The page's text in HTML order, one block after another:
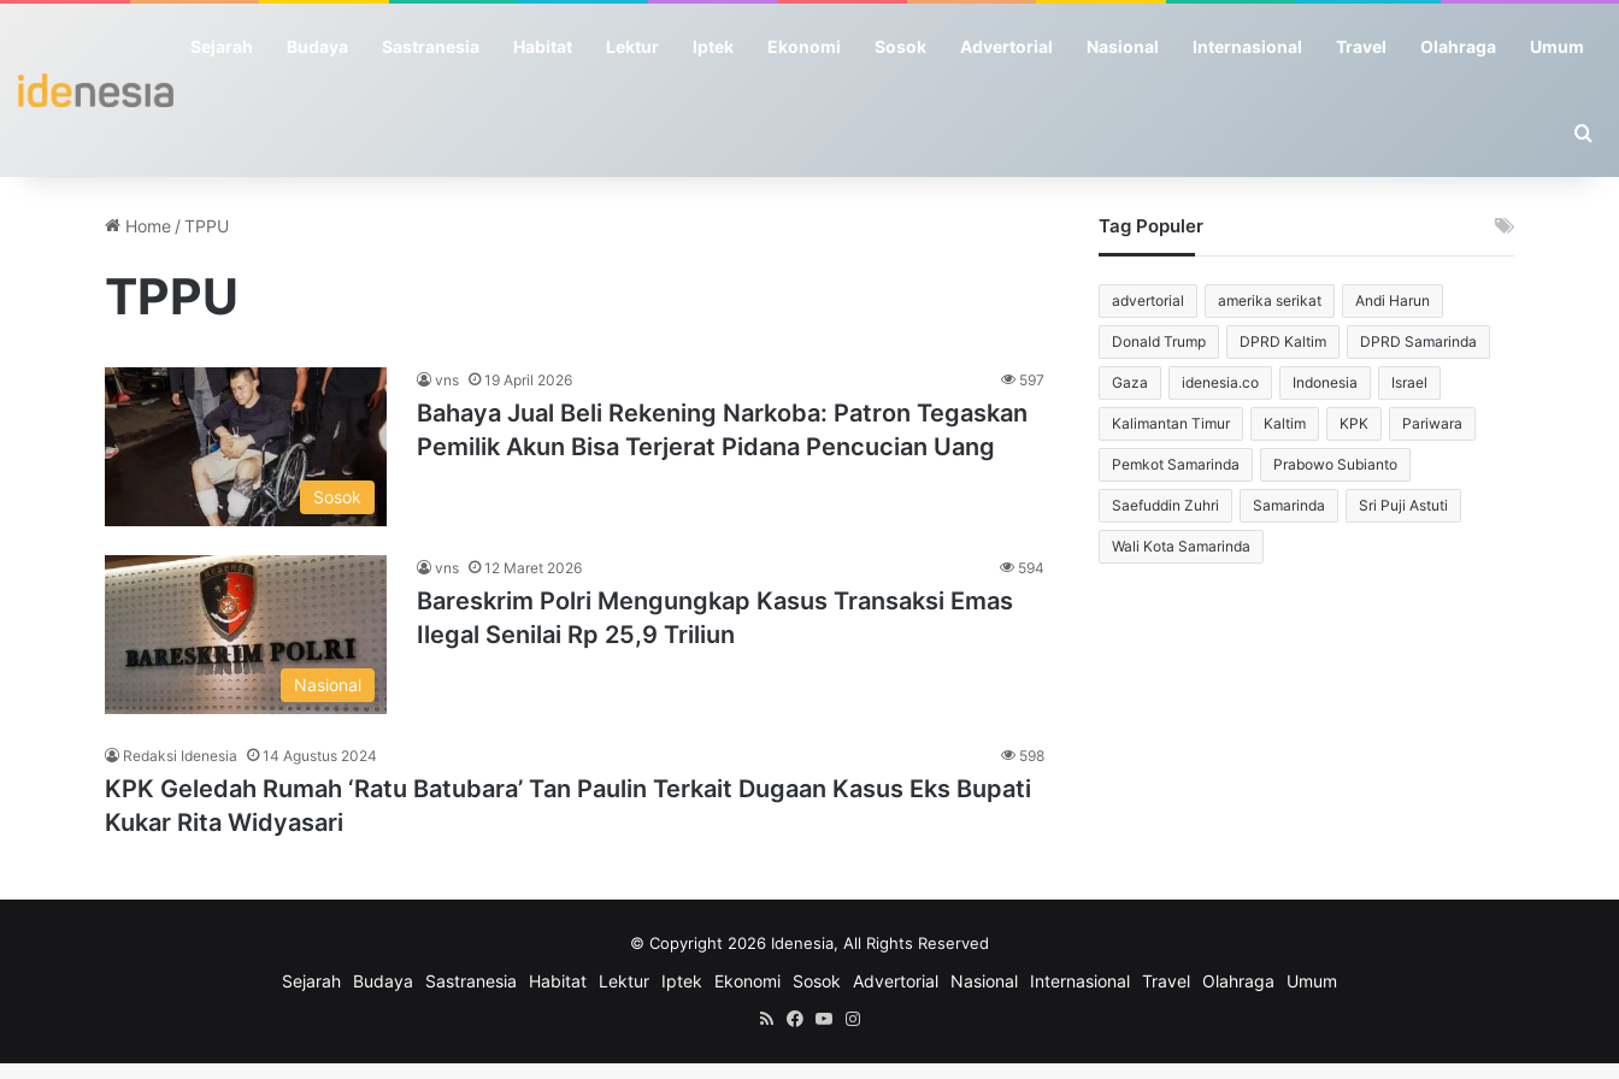
Sejarah Budaya Sastranesia Habitat Lektur Iptek Ekonomi Sosok Advertorial Nasional Internasional Travel Olahraga Umum
Home /TPPU
TPPU
Sosok
vns 19 April 2026 597
Bahaya Jual Beli Rekening Narkoba: Patron Tegaskan
Pemilik Akun Bisa Terjerat Pidana Pencucian Uang
Nasional
vns 12 Maret 2026 594
Bareskrim Polri Mengungkap Kasus Transaksi Emas
Ilegal Senilai Rp 25,9 Triliun
Redaksi Idenesia 14 Agustus 2024 598
KPK Geledah Rumah ‘Ratu Batubara’ Tan Paulin Terkait Dugaan Kasus Eks Bupati
Kukar Rita Widyasari
Tag Populer
advertorial amerika serikat Andi Harun
Donald Trump DPRD Kaltim DPRD Samarinda
Gaza idenesia.co Indonesia Israel
Kalimantan Timur Kaltim KPK Pariwara
Pemkot Samarinda Prabowo Subianto
Saefuddin Zuhri Samarinda Sri Puji Astuti
Wali Kota Samarinda
© Copyright 2026 Idenesia, All Rights Reserved
Sejarah Budaya Sastranesia Habitat Lektur Iptek Ekonomi Sosok Advertorial Nasional Internasional Travel Olahraga
Umum
RSS Facebook
YouTube